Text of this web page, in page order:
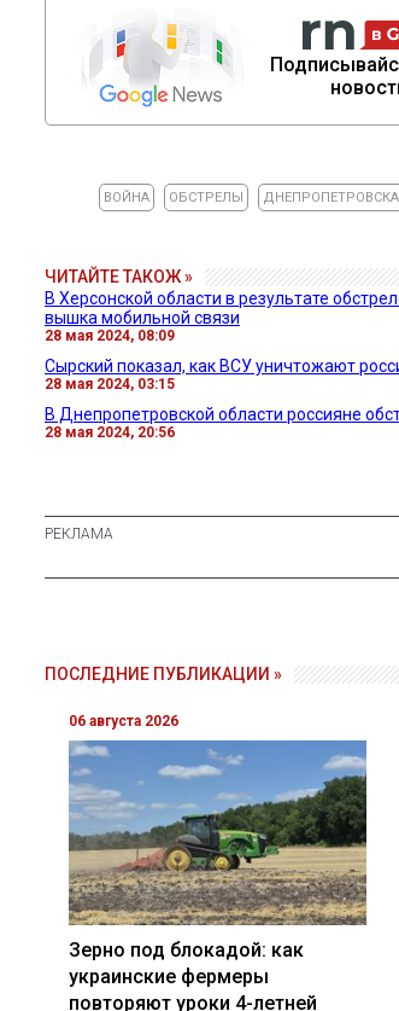
ВОЙНА ОБСТРЕЛЫ
ЧИТАЙТЕ ТАКОЖ »
В Херсонской области в результате
вышка мобильной связи
28 мая 2024, 08:09
Сырский показал, как ВСУ уничтожают
28 мая 2024, 03:15
В Днепропетровской области россияне
28 мая 2024, 20:56
ПОСЛЕДНИЕ ПУБЛИКАЦИИ »
06 августа 2026
Зерно под блокадой: как
украинские фермеры
повторяют уроки 4-летней